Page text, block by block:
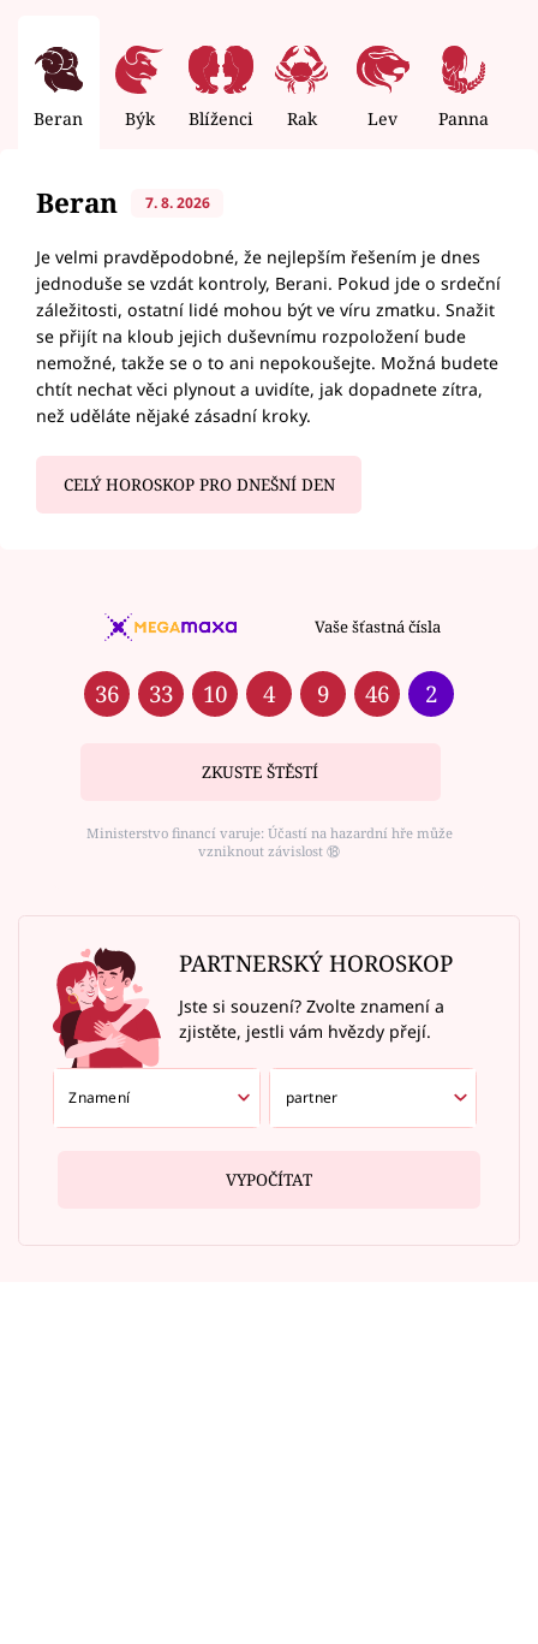
Beran Býk Blíženci Rak Lev Panna
Beran 7. 8. 2026
Je velmi pravděpodobné, že nejlepším řešením je dnes
jednoduše se vzdát kontroly, Berani. Pokud jde o srdeční
záležitosti, ostatní lidé mohou být ve víru zmatku. Snažit
se přijít na kloub jejich duševnímu rozpoložení bude
nemožné, takže se o to ani nepokoušejte. Možná budete
chtít nechat věci plynout a uvidíte, jak dopadnete zítra,
než uděláte nějaké zásadní kroky.
CELÝ HOROSKOP PRO DNEŠNÍ DEN
Vaše šťastná čísla
36 33 10 4 9 46 2
ZKUSTE ŠTĚSTÍ
Ministerstvo financí varuje: Účastí na hazardní hře může
vzniknout závislost ⑱
PARTNERSKÝ HOROSKOP
Jste si souzení? Zvolte znamení a
zjistěte, jestli vám hvězdy přejí.
VYPOČÍTAT